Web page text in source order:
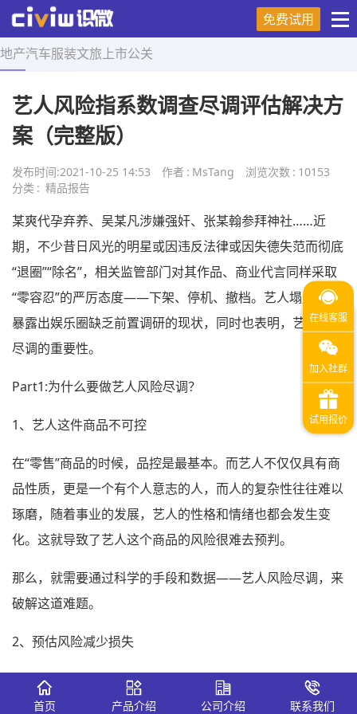
免费试用
地产汽车服装文旅 上市公关
首页 > 精品报告 > 正文
艺人风险指系数调查尽调评估解决方
案（完整版）
发布时间:2021-10-25 14:53 作者 : MsTang 浏览次数 : 10153
分类 : 精品报告
某爽代孕弃养、吴某凡涉嫌强奸、张某翰参拜神社……近
期，不少昔日风光的明星或因违反法律或因失德失范而彻底
“退圈”“除名”，相关监管部门对其作品、商业代言同样采取
“零容忍”的严厉态度——下架、停机、撤档。艺人塌房频发
暴露出娱乐圈缺乏前置调研的现状，同时也表明，艺人风险
尽调的重要性。
Part1:为什么要做艺人风险尽调？
1、艺人这件商品不可控
在“零售”商品的时候，品控是最基本。而艺人不仅仅具有商
品性质，更是一个有个人意志的人，而人的复杂性往往难以
琢磨，随着事业的发展，艺人的性格和情绪也都会发生变
化。这就导致了艺人这个商品的风险很难去预判。
那么，就需要通过科学的手段和数据——艺人风险尽调，来
破解这道难题。
2、预估风险减少损失
近年来不断有剧组和广告商因明星出事受“牵连”并遭受无可
挽回的损失。
首页 产品介绍 公司介绍 联系我们